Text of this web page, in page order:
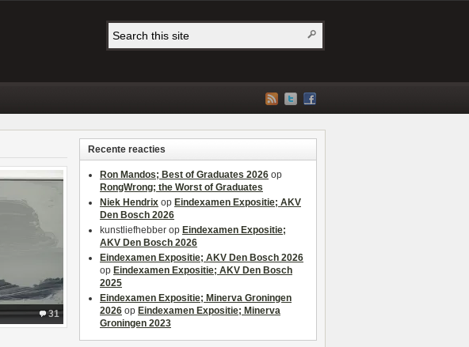
31
Recente reacties
Ron Mandos; Best of Graduates 2026 op
RongWrong; the Worst of Graduates
Niek Hendrix op Eindexamen Expositie; AKV
Den Bosch 2026
kunstliefhebber op Eindexamen Expositie;
AKV Den Bosch 2026
Eindexamen Expositie; AKV Den Bosch 2026
op Eindexamen Expositie; AKV Den Bosch
2025
Eindexamen Expositie; Minerva Groningen
2026 op Eindexamen Expositie; Minerva
Groningen 2023